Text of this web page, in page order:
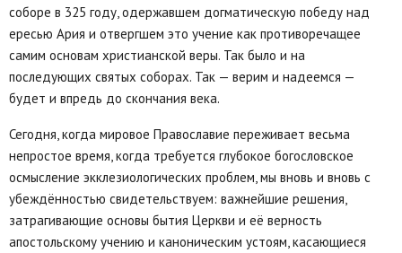
соборе в 325 году, одержавшем догматическую победу над
ересью Ария и отвергшем это учение как противоречащее
самим основам христианской веры. Так было и на
последующих святых соборах. Так — верим и надеемся —
будет и впредь до скончания века.
Сегодня, когда мировое Православие переживает весьма
непростое время, когда требуется глубокое богословское
осмысление экклезиологических проблем, мы вновь и вновь с
убеждённостью свидетельствуем: важнейшие решения,
затрагивающие основы бытия Церкви и её верность
апостольскому учению и каноническим устоям, касающиеся